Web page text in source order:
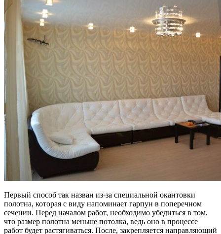
Первый способ так назван из-за специальной окантовки
полотна, которая с виду напоминает гарпун в поперечном
сечении. Перед началом работ, необходимо убедиться в том,
что размер полотна меньше потолка, ведь оно в процессе
работ будет растягиваться. После, закрепляется направляющий